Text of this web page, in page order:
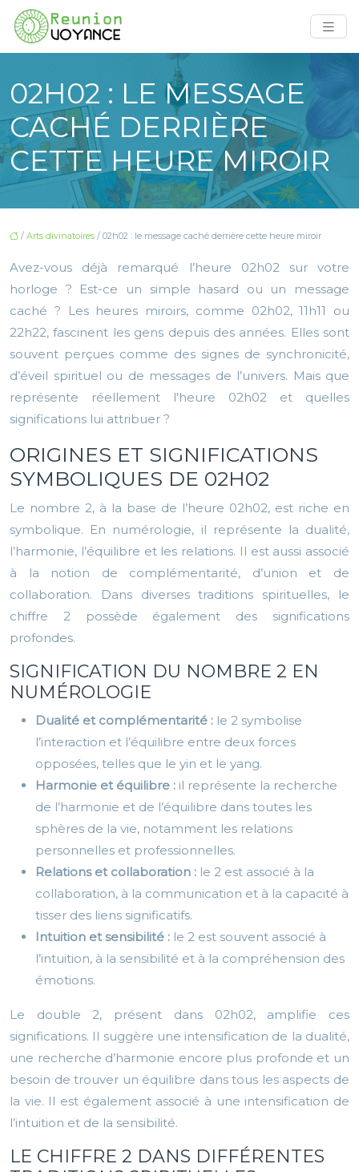
02H02 : LE MESSAGE
CACHÉ DERRIÈRE
CETTE HEURE MIROIR
/ Arts divinatoires / 02h02 : le message caché derrière cette heure miroir
Avez-vous déjà remarqué l’heure 02h02 sur votre
horloge ? Est-ce un simple hasard ou un message
caché ? Les heures miroirs, comme 02h02, 11h11 ou
22h22, fascinent les gens depuis des années. Elles sont
souvent perçues comme des signes de synchronicité,
d’éveil spirituel ou de messages de l’univers. Mais que
représente réellement l’heure 02h02 et quelles
significations lui attribuer ?
ORIGINES ET SIGNIFICATIONS
SYMBOLIQUES DE 02H02
Le nombre 2, à la base de l’heure 02h02, est riche en
symbolique. En numérologie, il représente la dualité,
l’harmonie, l’équilibre et les relations. Il est aussi associé
à la notion de complémentarité, d’union et de
collaboration. Dans diverses traditions spirituelles, le
chiffre 2 possède également des significations
profondes.
SIGNIFICATION DU NOMBRE 2 EN
NUMÉROLOGIE
Dualité et complémentarité : le 2 symbolise
l’interaction et l’équilibre entre deux forces
opposées, telles que le yin et le yang.
Harmonie et équilibre : il représente la recherche
de l’harmonie et de l’équilibre dans toutes les
sphères de la vie, notamment les relations
personnelles et professionnelles.
Relations et collaboration : le 2 est associé à la
collaboration, à la communication et à la capacité à
tisser des liens significatifs.
Intuition et sensibilité : le 2 est souvent associé à
l’intuition, à la sensibilité et à la compréhension des
émotions.
Le double 2, présent dans 02h02, amplifie ces
significations. Il suggère une intensification de la dualité,
une recherche d’harmonie encore plus profonde et un
besoin de trouver un équilibre dans tous les aspects de
la vie. Il est également associé à une intensification de
l’intuition et de la sensibilité.
LE CHIFFRE 2 DANS DIFFÉRENTES